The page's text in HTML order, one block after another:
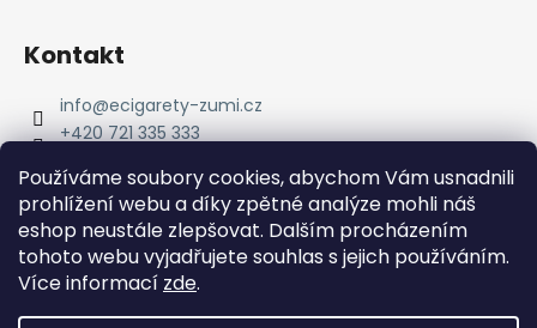
Používáme soubory cookies, abychom Vám usnadnili
prohlížení webu a díky zpětné analýze mohli náš
eshop neustále zlepšovat. Dalším procházením
tohoto webu vyjadřujete souhlas s jejich používáním.
Více informací zde.
Kontakt
info@ecigarety-zumi.cz
+420 721 335 333